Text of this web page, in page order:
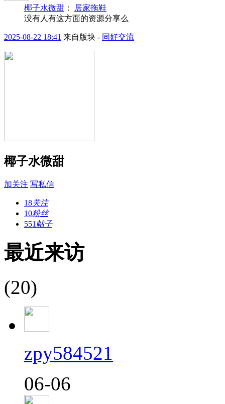
椰子水微甜 ：
居家拖鞋
没有人有这方面的资源分享么
2025-08-22 18:41 来自版块 - 同好交流
椰子水微甜
加关注 写私信
18关注
10粉丝
551 帖子
最近来访
(20)
zpy584521
06-06